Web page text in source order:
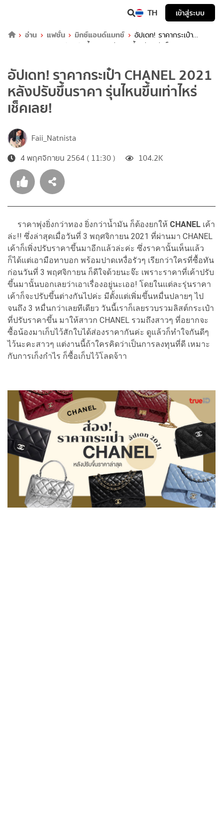
TH
เข้าสู่ระบบ
อ่าน
แฟชั่น มิกซ์แอนด์แมทช์
อัปเดท! ราคากระเป๋า
CHANEL 2021 หลังปรับขึ้นราคา รุ่นไหนขึ้นเท่าไหร่ เช็คเลย!
อัปเดท! ราคากระเป๋า CHANEL 2021
หลังปรับขึ้นราคา รุ่นไหนขึ้นเท่าไหร่
เช็คเลย!
Faii_Natnista
4 พฤศจิกายน 2564 ( 11:30 )
104.2K
ราคาพุ่งยิ่งกว่าทอง ยิ่งกว่าน้ำมัน ก็ต้องยกให้ CHANEL เค้า
ล่ะ!! ซึ่งล่าสุดเมื่อวันที่ 3 พฤศจิกายน 2021 ที่ผ่านมา CHANEL
เค้าก็เพิ่งปรับราคาขึ้นมาอีกแล้วล่ะค่ะ ซึ่งราคานั้นเห็นแล้ว
ก็ได้แต่เอามือทาบอก พร้อมปาดเหงื่อรัวๆ เรียกว่าใครที่ซื้อทัน
ก่อนวันที่ 3 พฤศจิกายน ก็ดีใจด้วยนะจ๊ะ เพราะราคาที่เค้าปรับ
ขึ้นมานั้นบอกเลยว่าเอาเรื่องอยู่นะเออ! โดยในแต่ละรุ่นราคา
เค้าก็จะปรับขึ้นต่างกันไปค่ะ มีตั้งแต่เพิ่มขึ้นหมื่นปลายๆ ไป
จนถึง 3 หมื่นกว่าเลยทีเดียว วันนี้เราก็เลยรวบรวมลิสต์กระเป๋า
ที่ปรับราคาขึ้น มาให้สาวก CHANEL รวมถึงสาวๆ ที่อยากจะ
ซื้อน้องมาเก็บไว้สักใบได้ส่องราคากันค่ะ ดูแล้วก็ทำใจกันดีๆ
ไว้นะคะสาวๆ แต่งานนี้ถ้าใครคิดว่าเป็นการลงทุนที่ดี เหมาะ
กับการเก็งกำไร ก็ซื้อเก็บไว้โลดจ้าา